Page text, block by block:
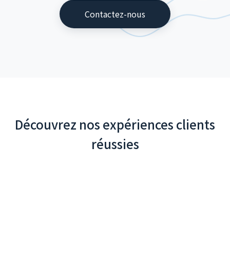
Contactez-nous
Découvrez nos expériences clients
réussies